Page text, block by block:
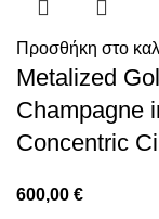
Προσθήκη στο
Metalized
Champagne
Concentric
600,00 €